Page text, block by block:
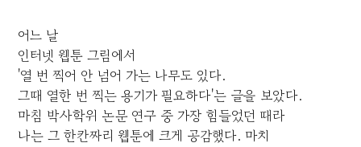
어느 날
인터넷 웹툰 그림에서
'열 번 찍어 안 넘어 가는 나무도 있다.
그때 열한 번 찍는 용기가 필요하다'는 글을 보았다.
마침 박사학위 논문 연구 중 가장 힘들었던 때라
나는 그 한칸짜리 웹툰에 크게 공감했다. 마치